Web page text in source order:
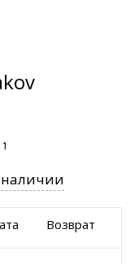
наличии
Возврат